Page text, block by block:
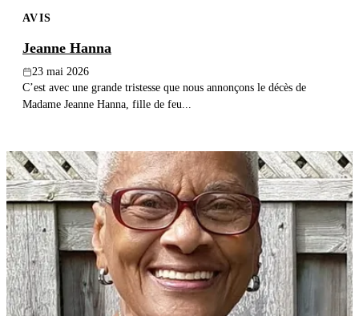
AVIS
Jeanne Hanna
23 mai 2026
C’est avec une grande tristesse que nous annonçons le décès de
Madame Jeanne Hanna, fille de feu...